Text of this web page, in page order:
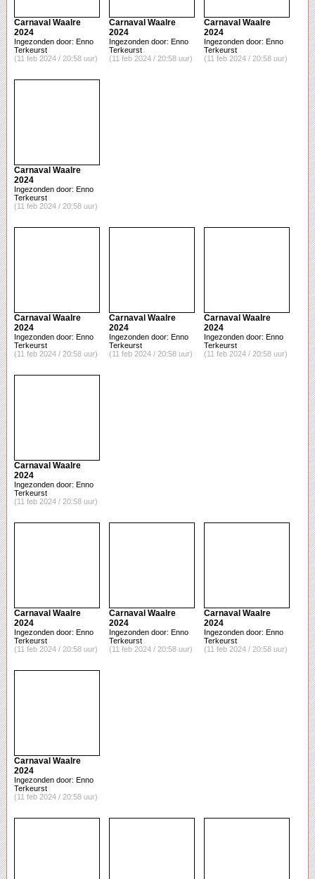
Carnaval Waalre
2024
Ingezonden door: Enno
Terkeurst
(11 feb 2024 / 20:58 uur)
Carnaval Waalre
2024
Ingezonden door: Enno
Terkeurst
(11 feb 2024 / 20:58 uur)
Carnaval Waalre
2024
Ingezonden door: Enno
Terkeurst
(11 feb 2024 / 20:58 uur)
Carnaval Waalre
2024
Ingezonden door: Enno
Terkeurst
(11 feb 2024 / 20:58 uur)
Carnaval Waalre
2024
Ingezonden door: Enno
Terkeurst
(11 feb 2024 / 20:58 uur)
Carnaval Waalre
2024
Ingezonden door: Enno
Terkeurst
(11 feb 2024 / 20:58 uur)
Carnaval Waalre
2024
Ingezonden door: Enno
Terkeurst
(11 feb 2024 / 20:58 uur)
Carnaval Waalre
2024
Ingezonden door: Enno
Terkeurst
(11 feb 2024 / 20:58 uur)
Carnaval Waalre
2024
Ingezonden door: Enno
Terkeurst
(11 feb 2024 / 20:58 uur)
Carnaval Waalre
2024
Ingezonden door: Enno
Terkeurst
(11 feb 2024 / 20:58 uur)
Carnaval Waalre
2024
Ingezonden door: Enno
Terkeurst
(11 feb 2024 / 20:58 uur)
Carnaval Waalre
2024
Ingezonden door: Enno
Terkeurst
(11 feb 2024 / 20:58 uur)